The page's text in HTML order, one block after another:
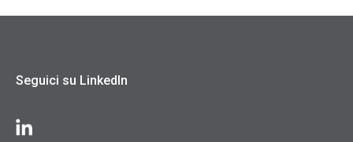
Seguici su LinkedIn